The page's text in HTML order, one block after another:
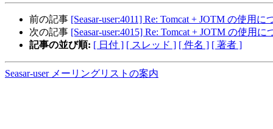
前の記事 [Seasar-user:4011] Re: Tomcat + JOTM の使用に
次の記事 [Seasar-user:4015] Re: Tomcat + JOTM の使用に
記事の並び順: [ 日付 ] [ スレッド ] [ 件名 ] [ 著者 ]
Seasar-user メーリングリストの案内